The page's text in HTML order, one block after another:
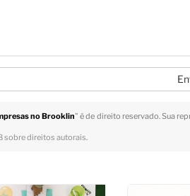
no Brooklin" é de direito reservado. Sua
sobre direitos autorais.